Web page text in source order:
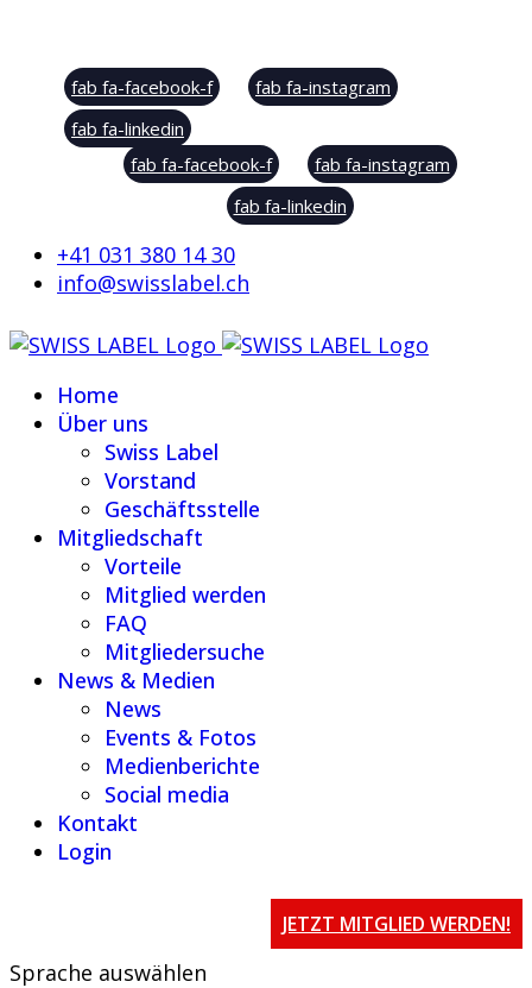
fab fa-facebook-f
fab fa-instagram
fab fa-linkedin
fab fa-facebook-f
fab fa-instagram
fab fa-linkedin
+41 031 380 14 30
info@swisslabel.ch
Home
Über uns
Swiss Label
Vorstand
Geschäftsstelle
Mitgliedschaft
Vorteile
Mitglied werden
FAQ
Mitgliedersuche
News & Medien
News
Events & Fotos
Medienberichte
Social media
Kontakt
Login
JETZT MITGLIED WERDEN!
Sprache auswählen